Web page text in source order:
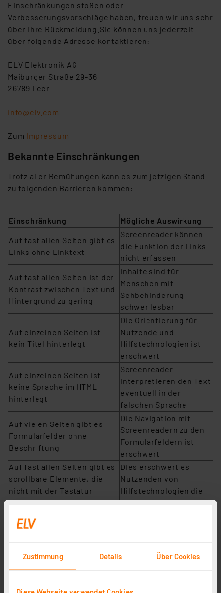
Zustimmung Details Über Cookies
Einschränkungen stoßen oder
Verbesserungsvorschläge haben, freuen wir uns sehr
über Ihre Rückmeldung.Sie können uns jederzeit
über folgende Adresse kontaktieren:
ELV Elektronik AG
Maiburger Straße 29-36
26789 Leer
info@elv.com
Zum Impressum
Bekannte Einschränkungen
Trotz aller Bemühungen kann es zum jetzigen Stand
zu folgenden Barrieren kommen:
Einschränkung Mögliche Auswirkung
Auf fast allen Seiten gibt es
Links ohne Linktext
Screenreader können
die Funktion der Links
nicht erfassen
Auf fast allen Seiten ist der
Kontrast zwischen Text und
Hintergrund zu gering
Inhalte sind für
Menschen mit
Sehbehinderung
schwer lesbar
Auf einzelnen Seiten ist
kein Titel hinterlegt
Die Orientierung für
Nutzende und
Hilfstechnologien ist
erschwert
Auf einzelnen Seiten ist
keine Sprache im HTML
hinterlegt
Screenreader
interpretieren den Text
eventuell in der
falschen Sprache
Auf vielen Seiten gibt es
Formularfelder ohne
Beschriftung
Die Navigation mit
Screenreadern zu den
Formularfeldern ist
erschwert
Auf fast allen Seiten gibt es
scrollbare Elemente, die
nicht mit der Tastatur
gescrollt werden können.
Dies erschwert es
Nutzenden von
Hilfstechnologien die
ganze Seite zu erfassen
Überschriften, die keine
erreichbar
Listen möglicherweise